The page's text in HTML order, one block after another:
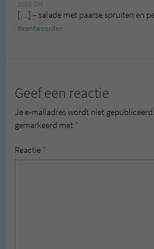
[…] – salade met paarse spruiten en
Beantwoorden
Geef een reactie
Je e-mailadres wordt niet gepubliceerd.
gemarkeerd met *
Reactie *